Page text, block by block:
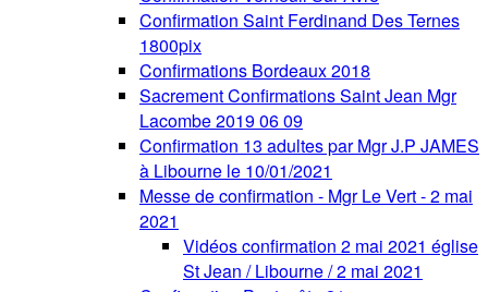
Confirmation Saint Ferdinand Des Ternes
1800pix
Confirmations Bordeaux 2018
Sacrement Confirmations Saint Jean Mgr
Lacombe 2019 06 09
Confirmation 13 adultes par Mgr J.P JAMES
à Libourne le 10/01/2021
Messe de confirmation - Mgr Le Vert - 2 mai
2021
Vidéos confirmation 2 mai 2021 église
St Jean / Libourne / 2 mai 2021